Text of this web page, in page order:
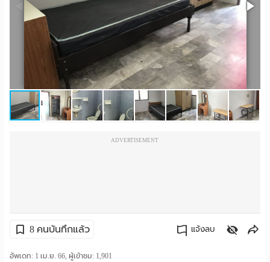
ค้นแบบละเอียด
ห้อง
โฆษณา
ลง
ADVERTISEMENT
8 คนบันทึกแล้ว แจ้งลบ
อัพเดท: 1 เม.ย. 66, ผู้เข้าชม: 1,901